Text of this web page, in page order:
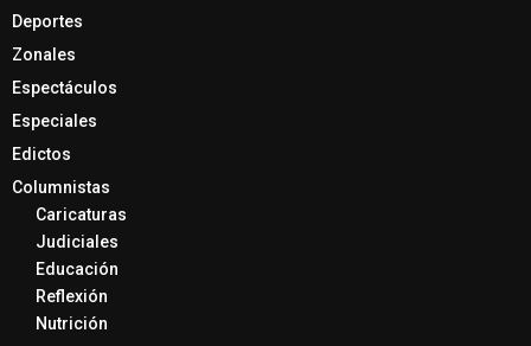
Deportes
Zonales
Espectáculos
Especiales
Edictos
Columnistas
Caricaturas
Judiciales
Educación
Reflexión
Nutrición